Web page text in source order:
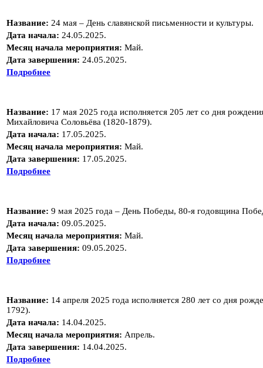
Название: 24 мая – День славянской письменности и культуры.
Дата начала: 24.05.2025.
Месяц начала мероприятия: Май.
Дата завершения: 24.05.2025.
Подробнее
Название: 17 мая 2025 года исполняется 205 лет со дня
Михайловича Соловьёва (1820-1879).
Дата начала: 17.05.2025.
Месяц начала мероприятия: Май.
Дата завершения: 17.05.2025.
Подробнее
Название: 9 мая 2025 года – День Победы, 80-я годовщина
Дата начала: 09.05.2025.
Месяц начала мероприятия: Май.
Дата завершения: 09.05.2025.
Подробнее
Название: 14 апреля 2025 года исполняется 280 лет со дня
1792).
Дата начала: 14.04.2025.
Месяц начала мероприятия: Апрель.
Дата завершения: 14.04.2025.
Подробнее